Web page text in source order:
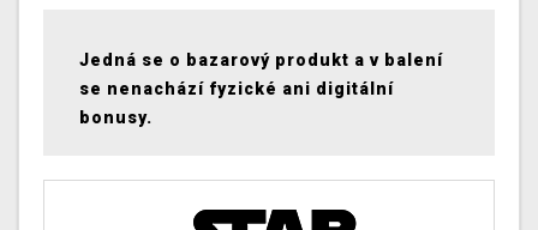
Jedná se o bazarový produkt a v balení
se nenachází fyzické ani digitální
bonusy.